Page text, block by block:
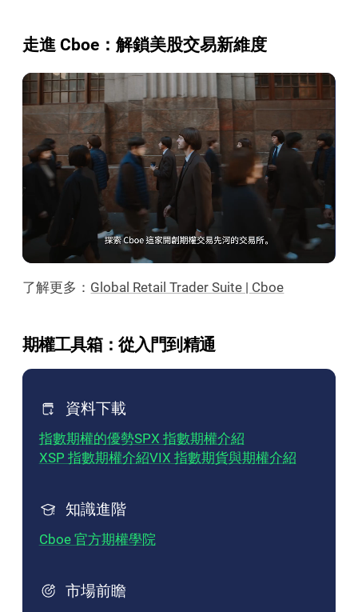
走進 Cboe：解鎖美股交易新維度
了解更多： Global Retail Trader Suite | Cboe
期權工具箱：從入門到精通
資料下載
指數期權的優勢SPX 指數期權介紹
XSP 指數期權介紹VIX 指數期貨與期權介紹
知識進階
Cboe 官方期權學院
市場前瞻